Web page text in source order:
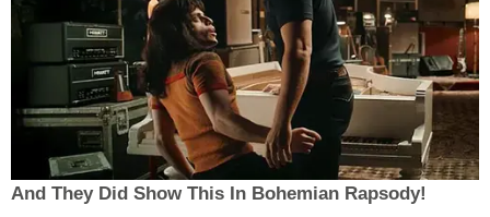
And They Did Show This In Bohemian Rapsody!